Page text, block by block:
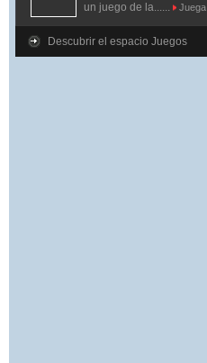
un juego de la......
Juega
Descubrir el espacio Juegos